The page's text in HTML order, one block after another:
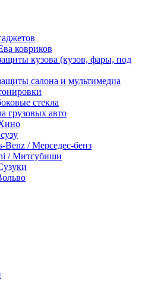
ковриков
кузова (кузов, фары, под
салона и мультимедиа
стекла
грузовых авто
Benz / Мерседес-бенз
/ Митсубиши